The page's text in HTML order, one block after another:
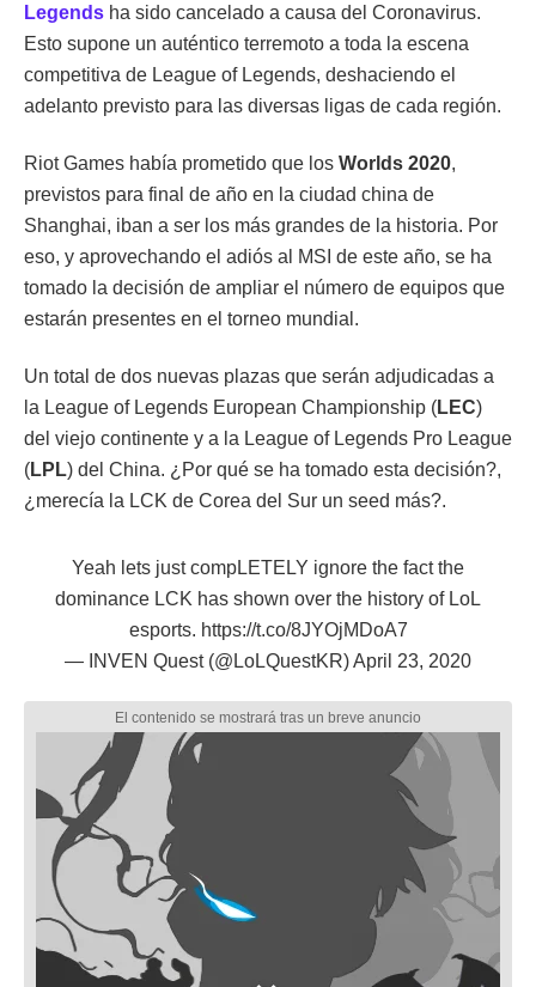
Legends ha sido cancelado a causa del Coronavirus.
Esto supone un auténtico terremoto a toda la escena
competitiva de League of Legends, deshaciendo el
adelanto previsto para las diversas ligas de cada región.
Riot Games había prometido que los Worlds 2020,
previstos para final de año en la ciudad china de
Shanghai, iban a ser los más grandes de la historia. Por
eso, y aprovechando el adiós al MSI de este año, se ha
tomado la decisión de ampliar el número de equipos que
estarán presentes en el torneo mundial.
Un total de dos nuevas plazas que serán adjudicadas a
la League of Legends European Championship (LEC)
del viejo continente y a la League of Legends Pro League
(LPL) del China. ¿Por qué se ha tomado esta decisión?,
¿merecía la LCK de Corea del Sur un seed más?.
Yeah lets just compLETELY ignore the fact the
dominance LCK has shown over the history of LoL
esports. https://t.co/8JYOjMDoA7
— INVEN Quest (@LoLQuestKR)April 23, 2020